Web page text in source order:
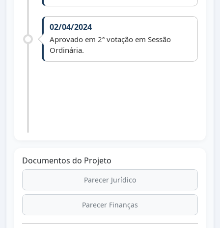
02/04/2024
Aprovado em 2ª votação em Sessão
Ordinária.
Documentos do Projeto
Parecer Jurídico
Parecer Finanças